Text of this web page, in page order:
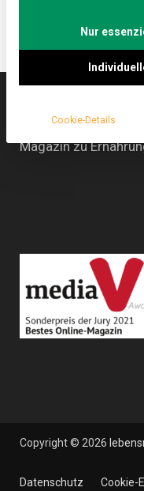
Magazin zu
Copyright © 2026
Datenschutz Cookie-
Nur
Cookie-Details